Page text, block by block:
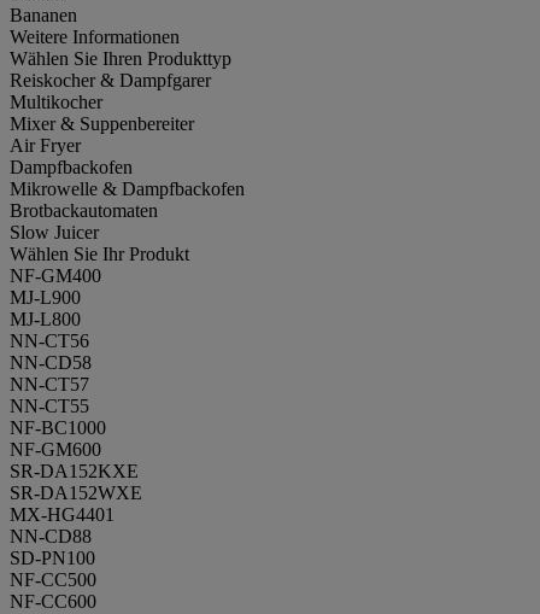
Bananen
Weitere Informationen
Wählen Sie Ihren Produkttyp
Reiskocher & Dampfgarer
Multikocher
Mixer & Suppenbereiter
Air Fryer
Dampfbackofen
Mikrowelle & Dampfbackofen
Brotbackautomaten
Slow Juicer
Wählen Sie Ihr Produkt
NF-GM400
MJ-L900
MJ-L800
NN-CT56
NN-CD58
NN-CT57
NN-CT55
NF-BC1000
NF-GM600
SR-DA152KXE
SR-DA152WXE
MX-HG4401
NN-CD88
SD-PN100
NF-CC500
NF-CC600